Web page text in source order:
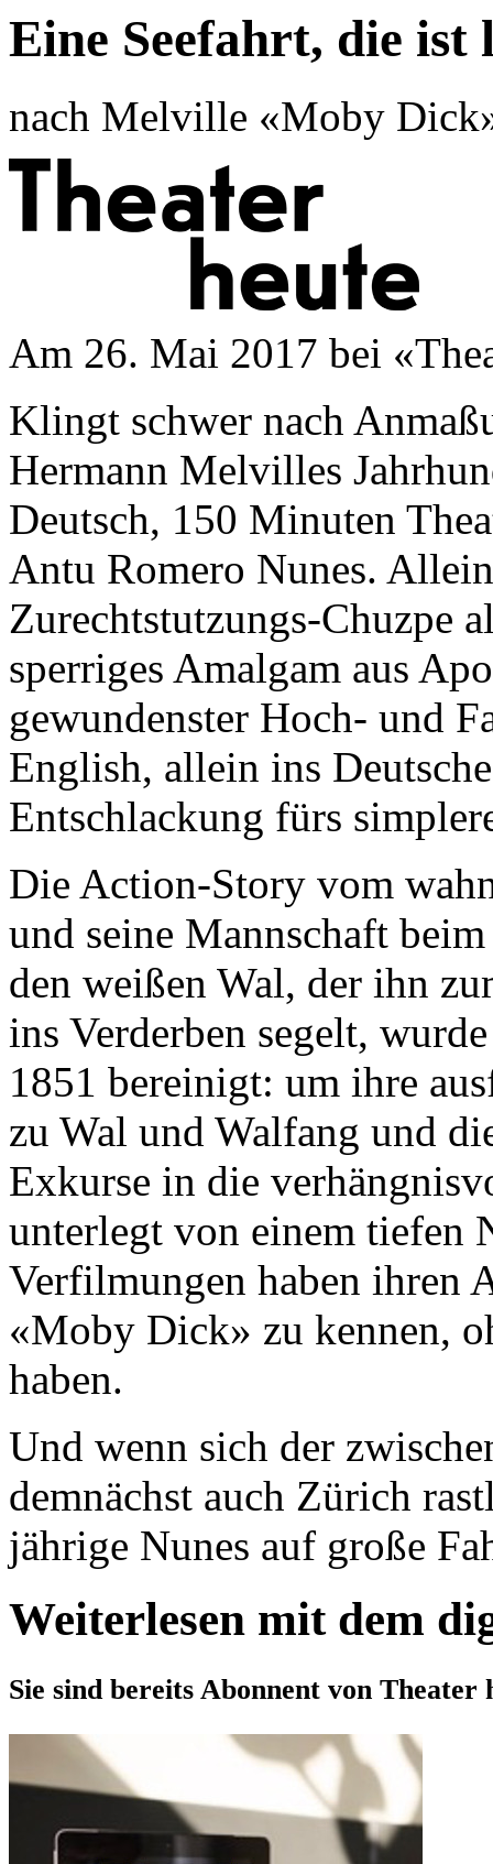
Eine Seefahrt, die ist
nach Melville «Moby
Am 26. Mai 2017 bei
Klingt schwer nach
Hermann Melvilles
Deutsch, 150 Minuten
Antu Romero Nunes.
Zurechtstutzungs-Chuzpe
sperriges Amal­gam aus
gewundenster Hoch- und
English, allein ins
Entschlackung fürs
Die Action-Story vom
und seine Mannschaft
den weißen Wal, der ihn
ins Verderben segelt,
1851 bereinigt: um ihre
zu Wal und Walfang und
Exkurse in die
unterlegt von einem tiefen
Verfilmungen haben ihren
«Moby Dick» zu kennen,
haben.
Und wenn sich der
demnächst auch Zürich
jährige Nunes auf große
Weiterlesen mit dem
Sie sind bereits Abonnent von Theater